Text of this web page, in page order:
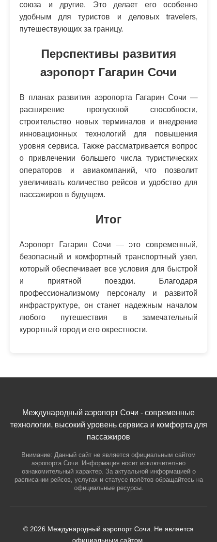
союза и другие. Это делает его особенно
удобным для туристов и деловых travelers,
путешествующих за границу.
Перспективы развития
аэропорт Гагарин Сочи
В планах развития аэропорта Гагарин Сочи —
расширение пропускной способности,
строительство новых терминалов и внедрение
инновационных технологий для повышения
уровня сервиса. Также рассматривается вопрос
о привлечении большего числа туристических
операторов и авиакомпаний, что позволит
увеличивать количество рейсов и удобство для
пассажиров в будущем.
Итог
Аэропорт Гагарин Сочи — это современный,
безопасный и комфортный транспортный узел,
который обеспечивает все условия для быстрой
и приятной поездки. Благодаря
профессионализмому персоналу и развитой
инфраструктуре, он станет надежным началом
любого путешествия в замечательный
курортный город и его окрестности.
Международный аэропорт Сочи - современные
технологии, высокий уровень сервиса и комфорта для
пассажиров
Внимание: Данный сайт не является официальным сайтом
аэропорта Сочи. Информация носит исключительно
ознакомительный характер. За актуальной информацией о
расписании рейсов, услугах и статусе полётов обращайтесь на
официальные ресурсы.
© 2026 Международный аэропорт Сочи. Не является
официальным сайтом.